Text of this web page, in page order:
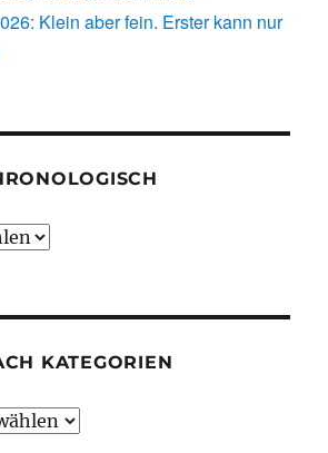
Klein aber fein. Erster kann nur
KATEGORIEN